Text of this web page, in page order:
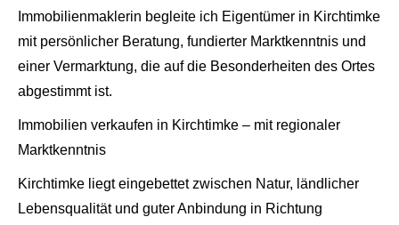
Immobilienmaklerin begleite ich Eigentümer in Kirchtimke
mit persönlicher Beratung, fundierter Marktkenntnis und
einer Vermarktung, die auf die Besonderheiten des Ortes
abgestimmt ist.
Immobilien verkaufen in Kirchtimke – mit regionaler
Marktkenntnis
Kirchtimke liegt eingebettet zwischen Natur, ländlicher
Lebensqualität und guter Anbindung in Richtung